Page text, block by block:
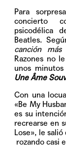
Para
concierto
psicodélica
Beatles.
canción
Razones no
unos
Une Âme
Con una
«Be My
es su
recrearse en
Lose», le
rozando casi